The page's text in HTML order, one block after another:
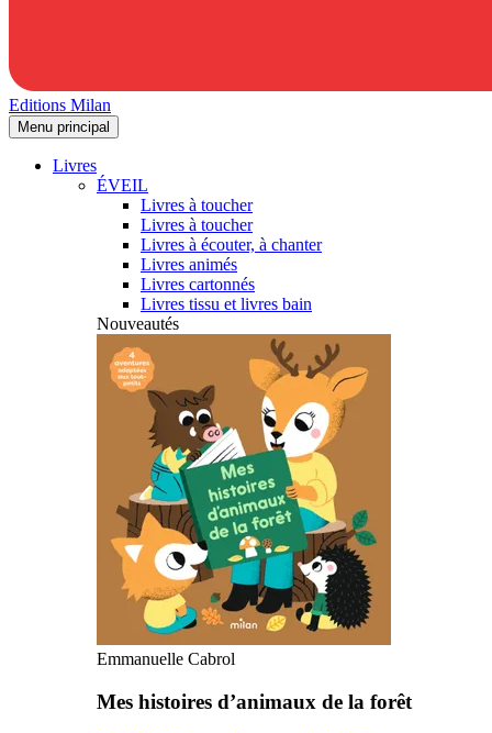
Editions Milan
Menu principal
Livres
ÉVEIL
Livres à toucher
Livres à toucher
Livres à écouter, à chanter
Livres animés
Livres cartonnés
Livres tissu et livres bain
Nouveautés
Emmanuelle Cabrol
Mes histoires d’animaux de la forêt